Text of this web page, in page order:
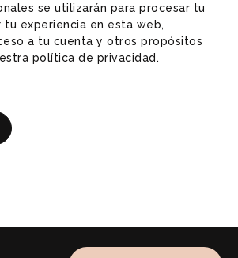
se utilizarán para procesar tu
tu experiencia en esta web,
a tu cuenta y otros propósitos
política de privacidad .